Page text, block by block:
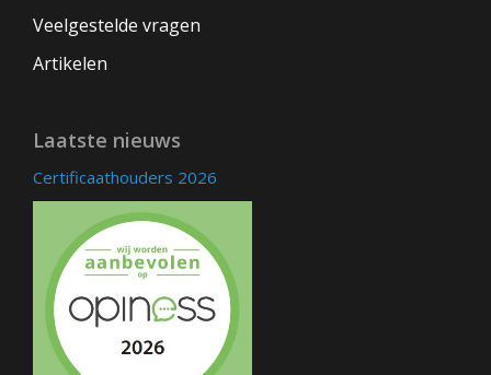
Veelgestelde vragen
Artikelen
Laatste nieuws
Certificaathouders 2026